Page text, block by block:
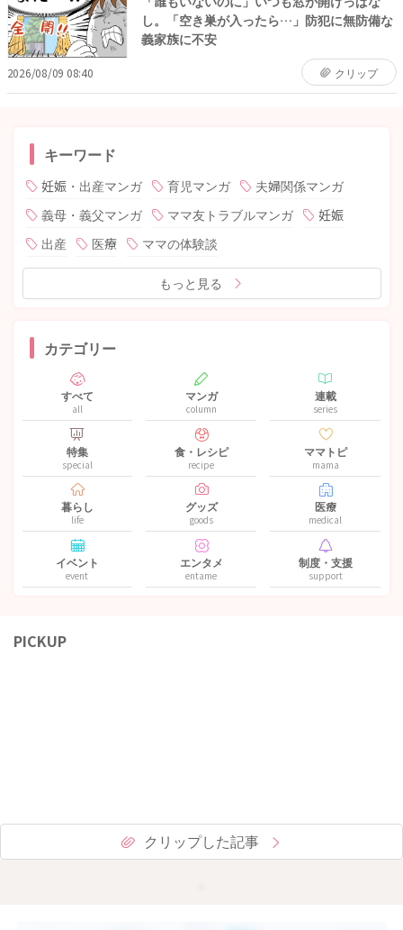
し。「空き巣が入ったら…」防犯に無防備な
義家族に不安
2026/08/09 08:40 クリップ
キーワード
妊娠・出産マンガ 育児マンガ
夫婦関係マンガ
義母・義父マンガ
ママ友トラブルマンガ
妊娠
出産
医療 ママの体験談
もっと見る
カテゴリー
すべて
all
マンガ
column
連載
series
特集
special
食・レシピ
recipe
ママトピ
mama
暮らし
life
グッズ
goods
医療
medical
イベント
event
エンタメ
entame
制度・支援
support
PICKUP
クリップした記事